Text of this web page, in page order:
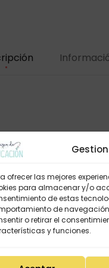
ofrecer las mejores
para almacenar y/o
de estas
de
o retirar el
y funciones.
450gr. Impresos
el teu arxivador.